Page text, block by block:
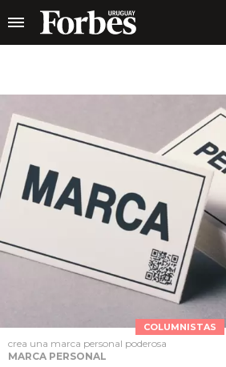
COLUMNISTAS
crea una marca personal poderosa
MARCA PERSONAL